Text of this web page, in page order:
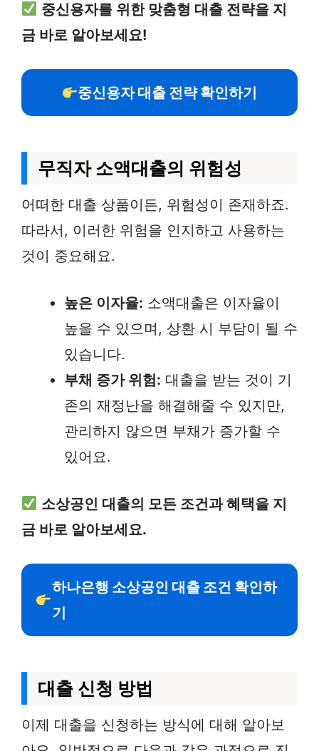
중신용자를 위한 맞춤형 대출 전략을 지
금 바로 알아보세요!
중신용자 대출 전략 확인하기
무직자 소액대출의 위험성
어떠한 대출 상품이든, 위험성이 존재하죠.
따라서, 이러한 위험을 인지하고 사용하는
것이 중요해요.
높은 이자율: 소액대출은 이자율이
높을 수 있으며, 상환 시 부담이 될 수
있습니다.
부채 증가 위험: 대출을 받는 것이 기
존의 재정난을 해결해줄 수 있지만,
관리하지 않으면 부채가 증가할 수
있어요.
소상공인 대출의 모든 조건과 혜택을 지
금 바로 알아보세요.
하나은행 소상공인 대출 조건 확인하
기
대출 신청 방법
이제 대출을 신청하는 방식에 대해 알아보